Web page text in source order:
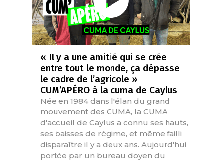
« Il y a une amitié qui se crée
entre tout le monde, ça dépasse
le cadre de l’agricole »
CUM’APÉRO à la cuma de Caylus
Née en 1984 dans l'élan du grand
mouvement des CUMA, la CUMA
d'accueil de Caylus a connu ses hauts,
ses baisses de régime, et même failli
disparaître il y a deux ans. Aujourd'hui
portée par un bureau doyen du